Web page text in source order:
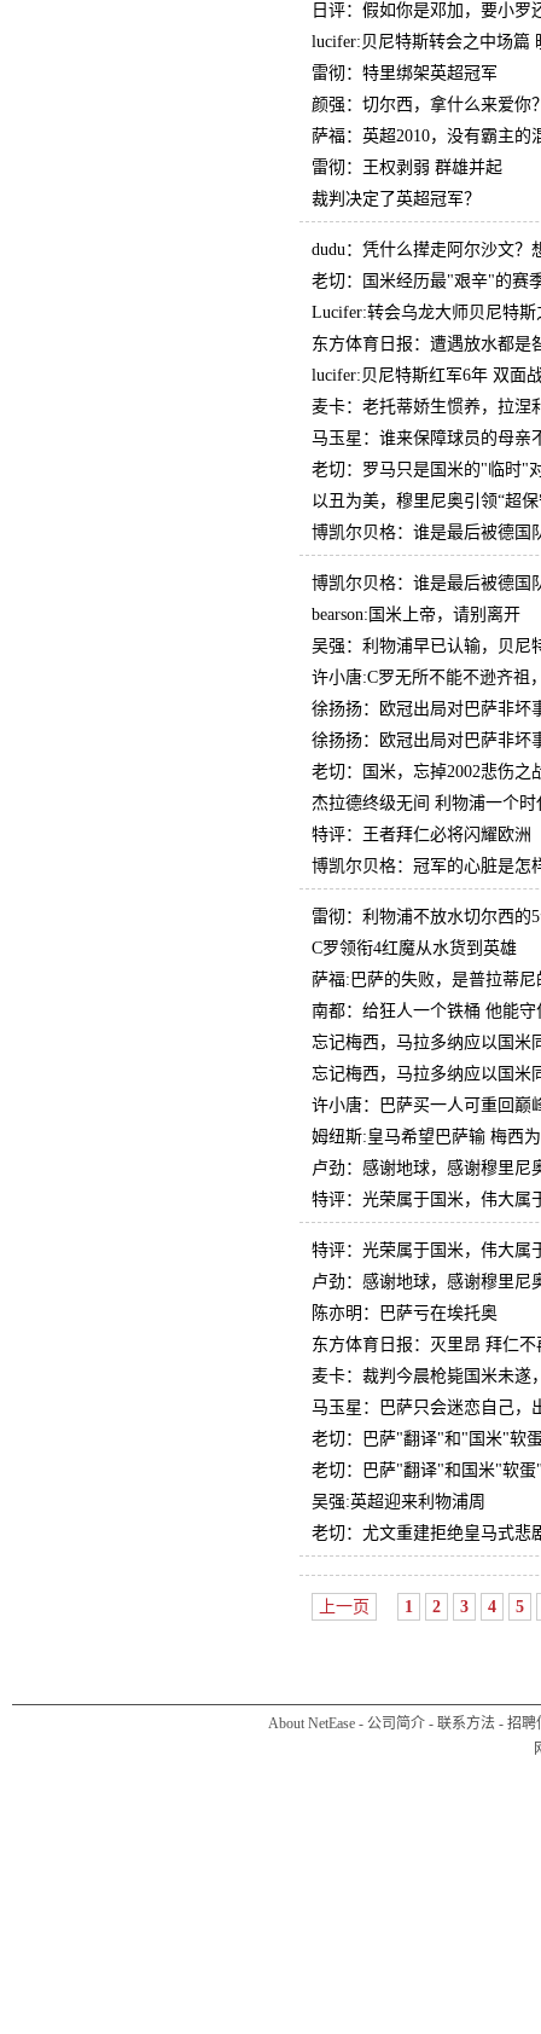
日评：假如你是邓加，要小罗
lucifer:贝尼特斯转会之中场篇
雷彻：特里绑架英超冠军
颜强：切尔西，拿什么来爱你
萨福：英超2010，没有霸主的
雷彻：王权剥弱 群雄并起
裁判决定了英超冠军？
dudu：凭什么撵走阿尔沙文？
老切：国米经历最"艰辛"的赛
Lucifer:转会乌龙大师贝尼特斯
东方体育日报：遭遇放水都是
lucifer:贝尼特斯红军6年 双面
麦卡：老托蒂娇生惯养，拉涅
马玉星：谁来保障球员的母亲
老切：罗马只是国米的"临时"
以丑为美，穆里尼奥引领“超
博凯尔贝格：谁是最后被德国
博凯尔贝格：谁是最后被德国
bearson:国米上帝，请别离开
吴强：利物浦早已认输，贝尼
许小唐:C罗无所不能不逊齐祖
徐扬扬：欧冠出局对巴萨非坏
徐扬扬：欧冠出局对巴萨非坏
老切：国米，忘掉2002悲伤之
杰拉德终级无间 利物浦一个时
特评：王者拜仁必将闪耀欧洲
博凯尔贝格：冠军的心脏是怎
雷彻：利物浦不放水切尔西的
C罗领衔4红魔从水货到英雄
萨福:巴萨的失败，是普拉蒂尼
南都：给狂人一个铁桶 他能守
忘记梅西，马拉多纳应以国米
忘记梅西，马拉多纳应以国米
许小唐：巴萨买一人可重回巅
姆纽斯:皇马希望巴萨输 梅西
卢劲：感谢地球，感谢穆里尼
特评：光荣属于国米，伟大属
特评：光荣属于国米，伟大属
卢劲：感谢地球，感谢穆里尼
陈亦明：巴萨亏在埃托奥
东方体育日报：灭里昂 拜仁不
麦卡：裁判今晨枪毙国米未遂
马玉星：巴萨只会迷恋自己，
老切：巴萨"翻译"和"国米"软
老切：巴萨"翻译"和国米"软蛋
吴强:英超迎来利物浦周
老切：尤文重建拒绝皇马式悲
上一页 1 2 3 4 5
About NetEase - 公司简介 - 联系方法 - 招聘